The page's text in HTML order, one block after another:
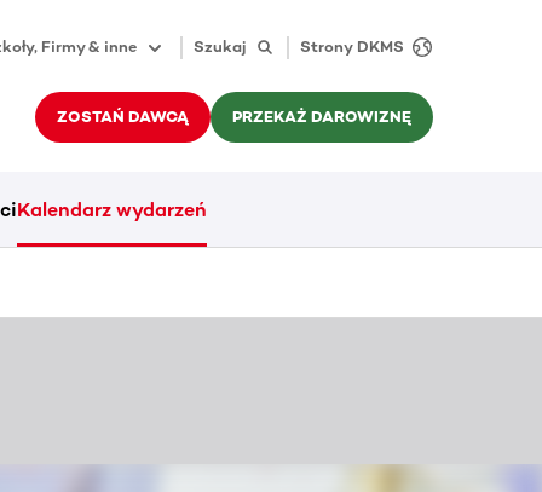
Firmy & inne Szukaj Strony DKMS
ZOSTAŃ DAWCĄ PRZEKAŻ DAROWIZNĘ
Kalendarz wydarzeń